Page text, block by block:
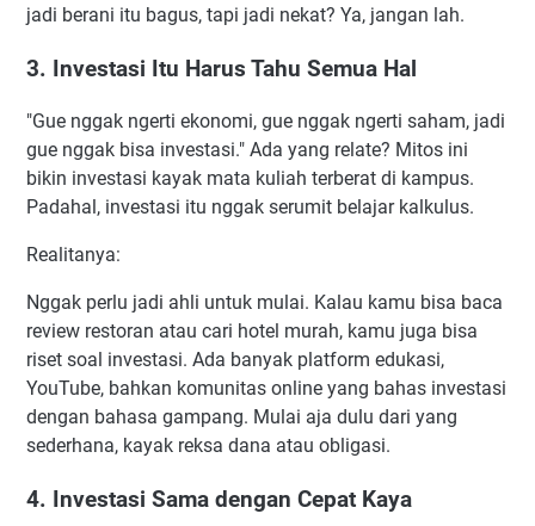
jadi berani itu bagus, tapi jadi nekat? Ya, jangan lah.
3. Investasi Itu Harus Tahu Semua Hal
"Gue nggak ngerti ekonomi, gue nggak ngerti saham, jadi
gue nggak bisa investasi." Ada yang relate? Mitos ini
bikin investasi kayak mata kuliah terberat di kampus.
Padahal, investasi itu nggak serumit belajar kalkulus.
Realitanya:
Nggak perlu jadi ahli untuk mulai. Kalau kamu bisa baca
review restoran atau cari hotel murah, kamu juga bisa
riset soal investasi. Ada banyak platform edukasi,
YouTube, bahkan komunitas online yang bahas investasi
dengan bahasa gampang. Mulai aja dulu dari yang
sederhana, kayak reksa dana atau obligasi.
4. Investasi Sama dengan Cepat Kaya